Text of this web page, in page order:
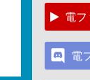
電
電